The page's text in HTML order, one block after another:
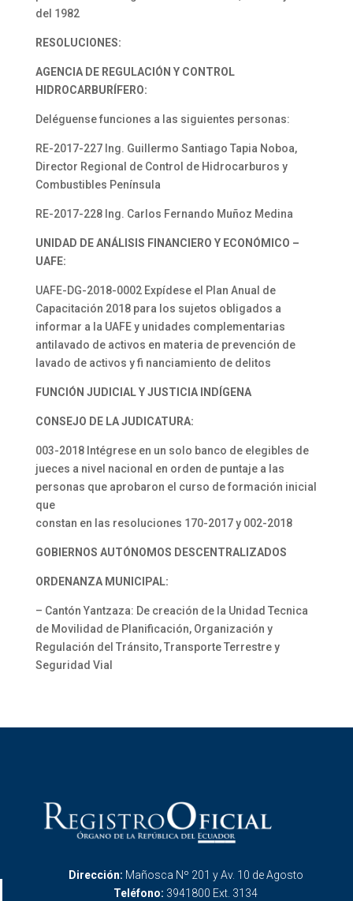
del 1982
RESOLUCIONES:
AGENCIA DE REGULACIÓN Y CONTROL
HIDROCARBURÍFERO:
Deléguense funciones a las siguientes personas:
RE-2017-227 Ing. Guillermo Santiago Tapia Noboa,
Director Regional de Control de Hidrocarburos y
Combustibles Península
RE-2017-228 Ing. Carlos Fernando Muñoz Medina
UNIDAD DE ANÁLISIS FINANCIERO Y ECONÓMICO –
UAFE:
UAFE-DG-2018-0002 Expídese el Plan Anual de
Capacitación 2018 para los sujetos obligados a
informar a la UAFE y unidades complementarias
antilavado de activos en materia de prevención de
lavado de activos y fi nanciamiento de delitos
FUNCIÓN JUDICIAL Y JUSTICIA INDÍGENA
CONSEJO DE LA JUDICATURA:
003-2018 Intégrese en un solo banco de elegibles de
jueces a nivel nacional en orden de puntaje a las
personas que aprobaron el curso de formación inicial
que
constan en las resoluciones 170-2017 y 002-2018
GOBIERNOS AUTÓNOMOS DESCENTRALIZADOS
ORDENANZA MUNICIPAL:
– Cantón Yantzaza: De creación de la Unidad Tecnica
de Movilidad de Planificación, Organización y
Regulación del Tránsito, Transporte Terrestre y
Seguridad Vial
Dirección: Mañosca Nº 201 y Av. 10 de Agosto
Teléfono: 3941800 Ext. 3134